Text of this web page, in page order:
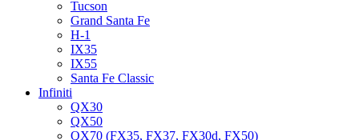
Tucson
Grand Santa Fe
H-1
IX35
IX55
Santa Fe Classic
Infiniti
QX30
QX50
QX70 (FX35, FX37, FX30d, FX50)